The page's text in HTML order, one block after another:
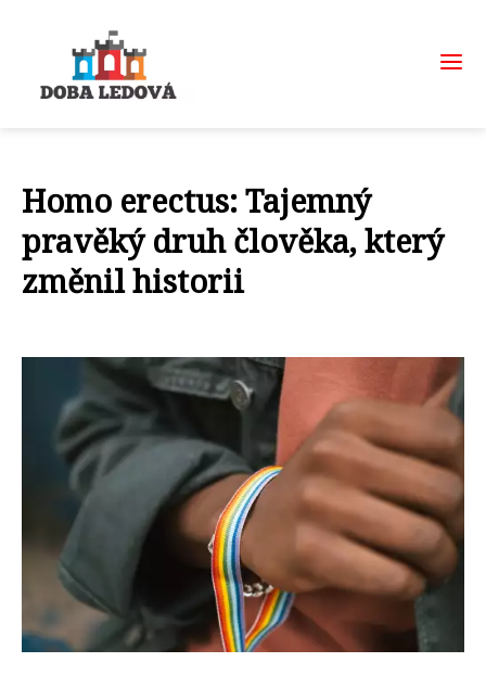
Homo erectus: Tajemný
pravěký druh člověka, který
změnil historii